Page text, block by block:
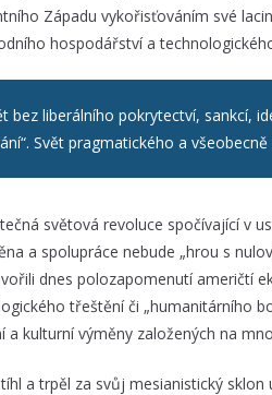
Západu vykořisťováním své
hospodářství a
bez liberálního pokrytectví, sankcí,
Svět pragmatického a
světová revoluce spočívající v
a spolupráce nebude „hrou s
dnes polozapomenutí američtí
třeštění či „humanitárního
kulturní výměny založených na
a trpěl za svůj mesianistický